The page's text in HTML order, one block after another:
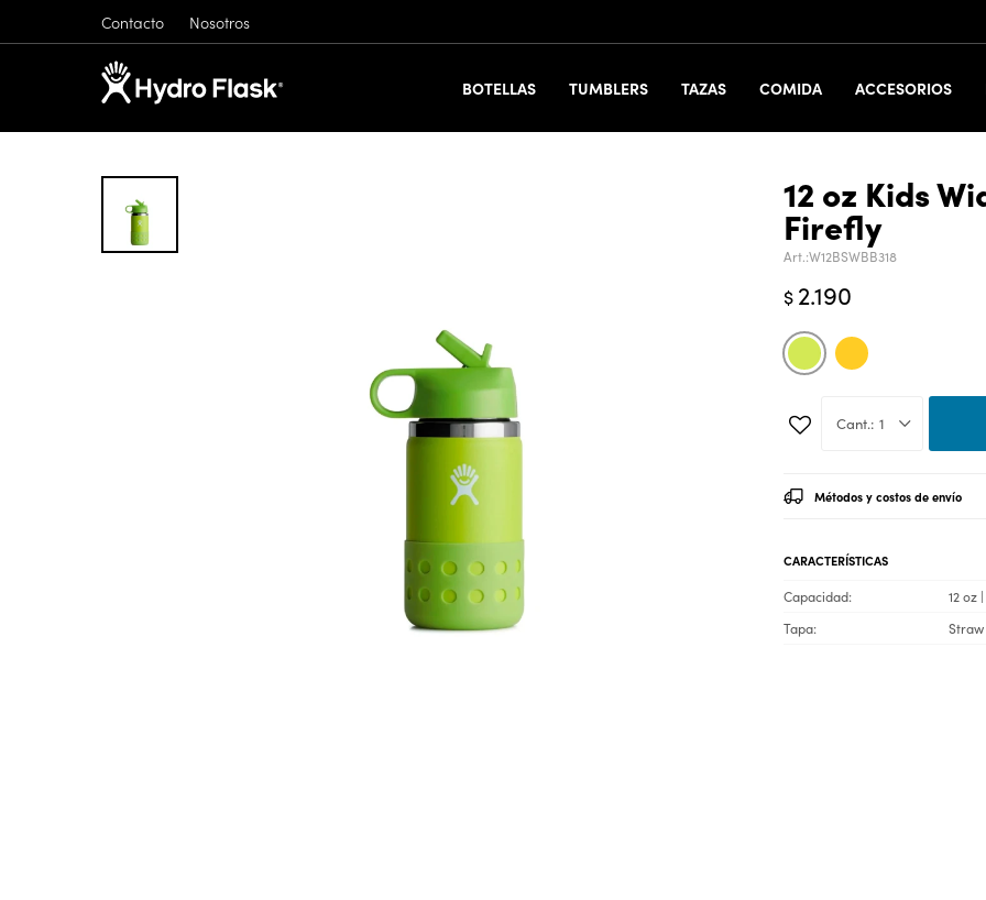
BOTELLAS TUMBLERS TAZAS COMIDA ACCESORIOS
Contacto Nosotros
12 oz Kids
Firefly
W12BSWBB318
$ 2.190
1
Métodos y costos de envío
CARACTERÍSTICAS
Capacidad
12 oz
Tapa